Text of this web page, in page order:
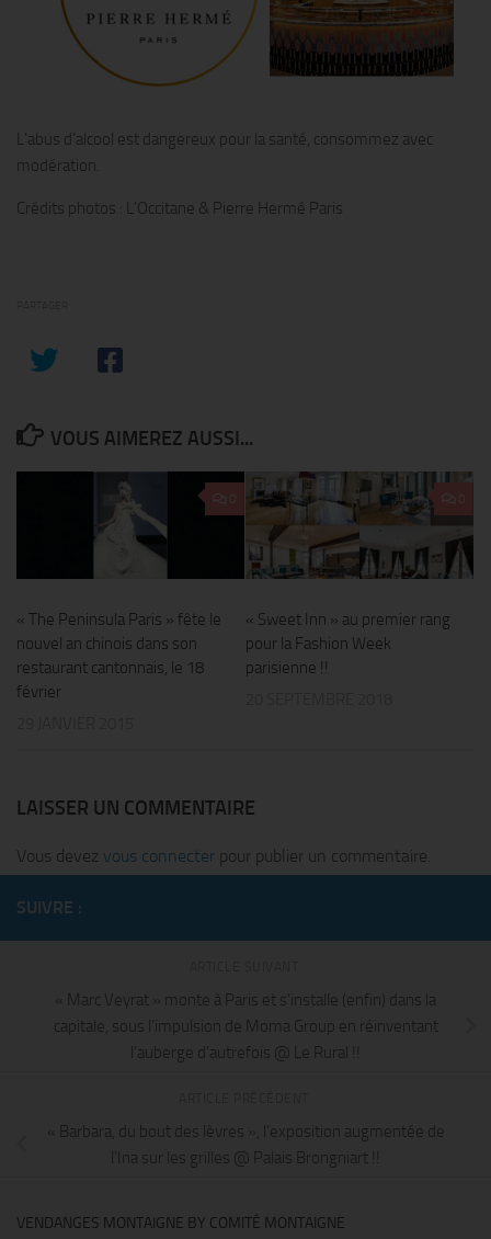
L’abus d’alcool est dangereux pour la santé, consommez avec
modération.
Crédits photos : L’Occitane & Pierre Hermé Paris
VOUS AIMEREZ AUSSI...
« The Peninsula Paris » fête le
nouvel an chinois dans son
restaurant cantonnais, le 18
février
« Sweet Inn » au premier rang
pour la Fashion Week
parisienne !!
LAISSER UN COMMENTAIRE
Vous devez vous connecter pour publier un commentaire.
SUIVRE :
« Marc Veyrat » monte à Paris et s’installe (enfin) dans la
capitale, sous l’impulsion de Moma Group en réinventant
l’auberge d’autrefois @ Le Rural !!
« Barbara, du bout des lèvres », l’exposition augmentée de
l’Ina sur les grilles @ Palais Brongniart !!
VENDANGES MONTAIGNE BY COMITÉ MONTAIGNE